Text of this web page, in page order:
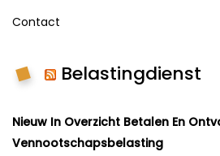
Contact
Belastingdienst
Nieuw In Overzicht Betalen En
Vennootschapsbelasting